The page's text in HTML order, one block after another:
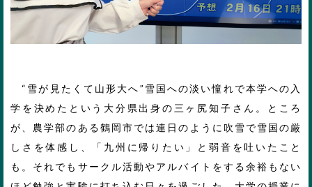
“雪が見たくて山形大へ”雪国への淡い憧れで本学への入
学を決めたという大分県出身の三ヶ尻知子さん。ところ
が、農学部のある鶴岡市では連日のように吹雪で雪国の厳
しさを体感し、「九州に帰りたい」と弱音を吐いたこと
も。それでもサークル活動やアルバイトをする余裕もない